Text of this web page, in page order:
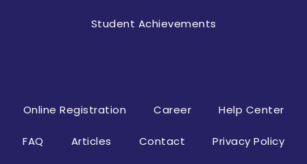
Student Achievements
Online Registration Career Help Center
FAQ Articles Contact Privacy Policy